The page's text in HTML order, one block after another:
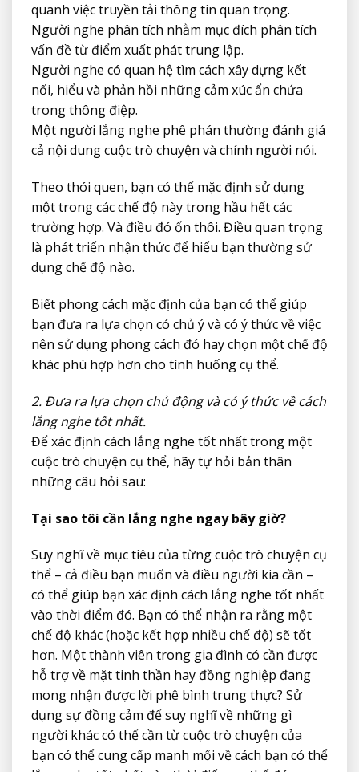
quanh việc truyền tải thông tin quan trọng.
Người nghe phân tích nhằm mục đích phân tích
vấn đề từ điểm xuất phát trung lập.
Người nghe có quan hệ tìm cách xây dựng kết
nối, hiểu và phản hồi những cảm xúc ẩn chứa
trong thông điệp.
Một người lắng nghe phê phán thường đánh giá
cả nội dung cuộc trò chuyện và chính người nói.
Theo thói quen, bạn có thể mặc định sử dụng
một trong các chế độ này trong hầu hết các
trường hợp. Và điều đó ổn thôi. Điều quan trọng
là phát triển nhận thức để hiểu bạn thường sử
dụng chế độ nào.
Biết phong cách mặc định của bạn có thể giúp
bạn đưa ra lựa chọn có chủ ý và có ý thức về việc
nên sử dụng phong cách đó hay chọn một chế độ
khác phù hợp hơn cho tình huống cụ thể.
2. Đưa ra lựa chọn chủ động và có ý thức về cách
lắng nghe tốt nhất.
Để xác định cách lắng nghe tốt nhất trong một
cuộc trò chuyện cụ thể, hãy tự hỏi bản thân
những câu hỏi sau:
Tại sao tôi cần lắng nghe ngay bây giờ?
Suy nghĩ về mục tiêu của từng cuộc trò chuyện cụ
thể – cả điều bạn muốn và điều người kia cần –
có thể giúp bạn xác định cách lắng nghe tốt nhất
vào thời điểm đó. Bạn có thể nhận ra rằng một
chế độ khác (hoặc kết hợp nhiều chế độ) sẽ tốt
hơn. Một thành viên trong gia đình có cần được
hỗ trợ về mặt tinh thần hay đồng nghiệp đang
mong nhận được lời phê bình trung thực? Sử
dụng sự đồng cảm để suy nghĩ về những gì
người khác có thể cần từ cuộc trò chuyện của
bạn có thể cung cấp manh mối về cách bạn có thể